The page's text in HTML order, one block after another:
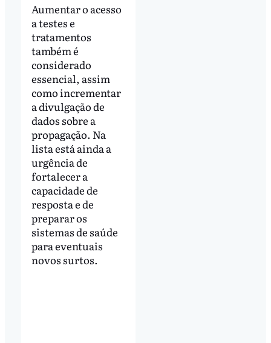
Aumentar o acesso
a testes e
tratamentos
também é
considerado
essencial, assim
como incrementar
a divulgação de
dados sobre a
propagação. Na
lista está ainda a
urgência de
fortalecer a
capacidade de
resposta e de
preparar os
sistemas de saúde
para eventuais
novos surtos.